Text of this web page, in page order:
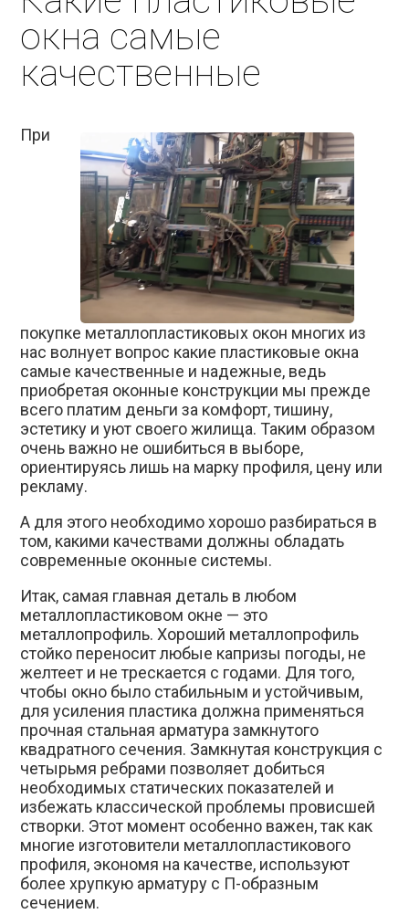
окна самые
качественные
При
покупке металлопластиковых окон многих из
нас волнует вопрос какие пластиковые окна
самые качественные и надежные, ведь
приобретая оконные конструкции мы прежде
всего платим деньги за комфорт, тишину,
эстетику и уют своего жилища. Таким образом
очень важно не ошибиться в выборе,
ориентируясь лишь на марку профиля, цену или
рекламу.
А для этого необходимо хорошо разбираться в
том, какими качествами должны обладать
современные оконные системы.
Итак, самая главная деталь в любом
металлопластиковом окне — это
металлопрофиль. Хороший металлопрофиль
стойко переносит любые капризы погоды, не
желтеет и не трескается с годами. Для того,
чтобы окно было стабильным и устойчивым,
для усиления пластика должна применяться
прочная стальная арматура замкнутого
квадратного сечения. Замкнутая конструкция с
четырьмя ребрами позволяет добиться
необходимых статических показателей и
избежать классической проблемы провисшей
створки. Этот момент особенно важен, так как
многие изготовители металлопластикового
профиля, экономя на качестве, используют
более хрупкую арматуру с П-образным
сечением.